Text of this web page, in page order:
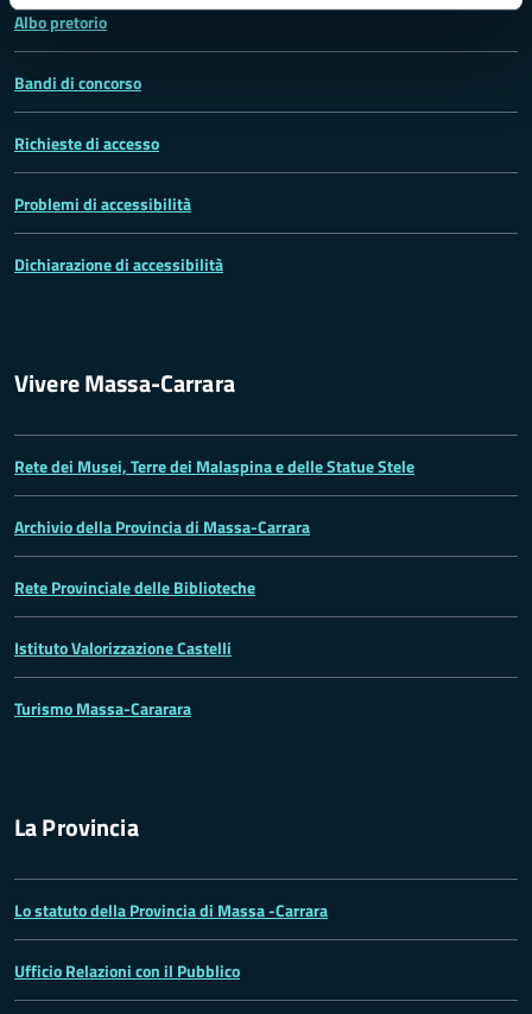
Albo pretorio
Bandi di concorso
Richieste di accesso
Problemi di accessibilità
Dichiarazione di accessibilità
Vivere Massa-Carrara
Rete dei Musei, Terre dei Malaspina e delle Statue Stele
Archivio della Provincia di Massa-Carrara
Rete Provinciale delle Biblioteche
Istituto Valorizzazione Castelli
Turismo Massa-Cararara
La Provincia
Lo statuto della Provincia di Massa -Carrara
Ufficio Relazioni con il Pubblico